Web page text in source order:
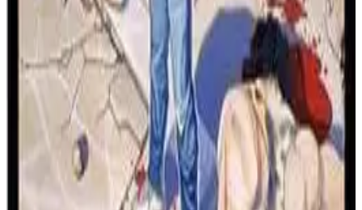
《快打旋风 CD》带来系列经典的硬派格斗动作，并进行
了显著增强。玩家可以选择强力的哈格尔、均衡的科迪或
敏捷的忍者盖伊，且首次在主流家用主机上实现双人并肩
作战。游戏还重新引入了被超级任天堂版删减的工业区关
卡。本作独有的新内容包括全新的时间攻击模式和完全配
音的开场与结尾过场动画，进一步丰富了故事情节。游戏
玩法完美还原街机体验，从爽快的连击和抱摔到清屏必杀
技，使《快打旋风 CD》成为净化地铁城街头最完整、功
能最丰富的版本。
世嘉CD
发行年份
最后更新2026/8/9
📖 关于此游戏
经典的终极版本！体验《怒之铁拳》，与三位英雄同台竞